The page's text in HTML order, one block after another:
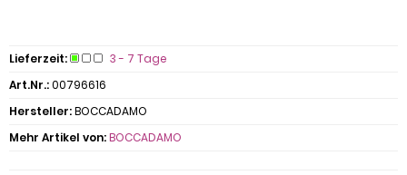
Lieferzeit:
3 - 7 Tage
Art.Nr.:00796616
Hersteller:BOCCADAMO
Mehr Artikel von:BOCCADAMO